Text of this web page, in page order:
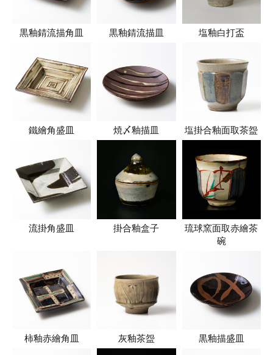
黒釉錆流描角皿 黒釉錆流描皿 塩釉白打盃
鐵繪角盛皿 焼〆釉描皿 塩掛合釉面取茶盌
流掛角盛皿 掛合釉盒子
琉球窯面取赤繪茶
碗
柿釉赤繪角皿 灰釉茶盌 黒釉描盛皿